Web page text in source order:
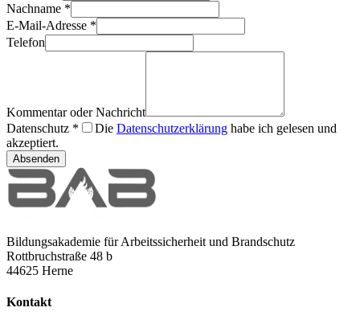
Nachname *
E-Mail-Adresse *
Telefon
Kommentar oder Nachricht
Datenschutz * Die Datenschutzerklärung habe ich gelesen und
akzeptiert.
Absenden
Bildungsakademie für Arbeitssicherheit und Brandschutz
Rottbruchstraße 48 b
44625 Herne
Kontakt